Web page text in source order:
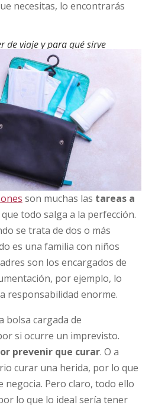
necesitas, lo encontrarás
de viaje y para qué sirve
son muchas las tareas a
todo salga a la perfección.
se trata de dos o más
es una familia con niños
son los encargados de
por ejemplo, lo
responsabilidad enorme.
bolsa cargada de
si ocurre un imprevisto.
prevenir que curar. O a
curar una herida, por lo que
negocia. Pero claro, todo ello
lo que lo ideal sería tener